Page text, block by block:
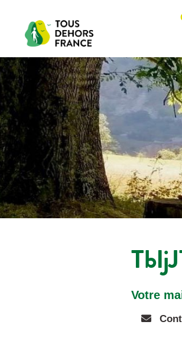
Votre